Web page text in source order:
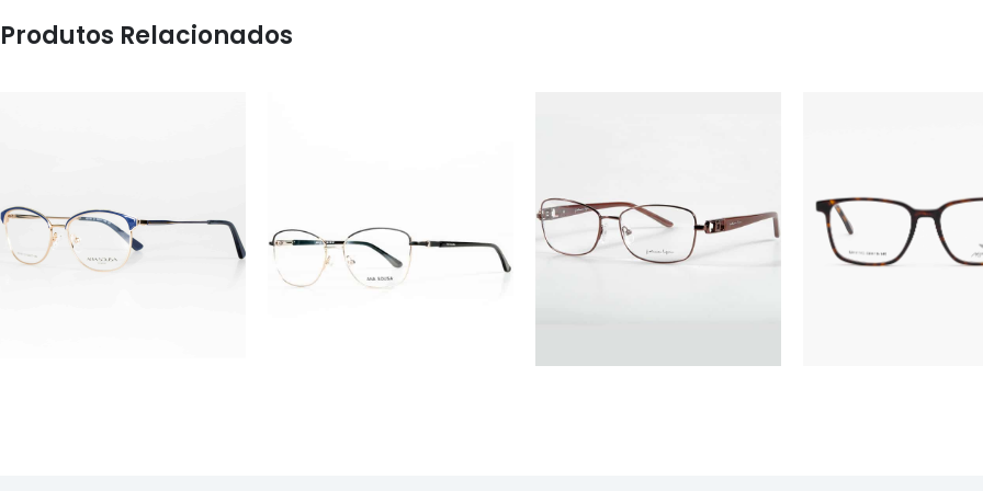
Produtos Relacionados
AS1161 FL52030 MV11143